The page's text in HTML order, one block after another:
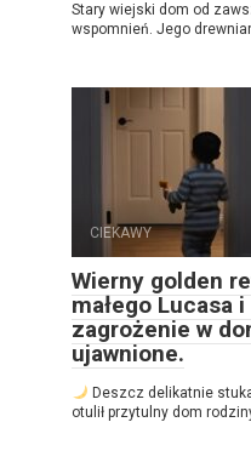
Stary wiejski dom od
wspomnień. Jego
CIEKAWY
Wierny golden
małego Lucasa
zagrożenie w
ujawnione.
Deszcz delikatnie
otulił przytulny dom